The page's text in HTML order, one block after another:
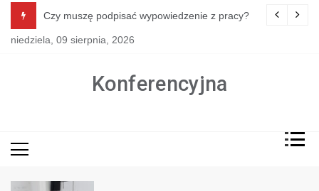
content
Czy muszę podpisać wypowiedzenie z pracy?
niedziela, 09 sierpnia, 2026
Konferencyjna